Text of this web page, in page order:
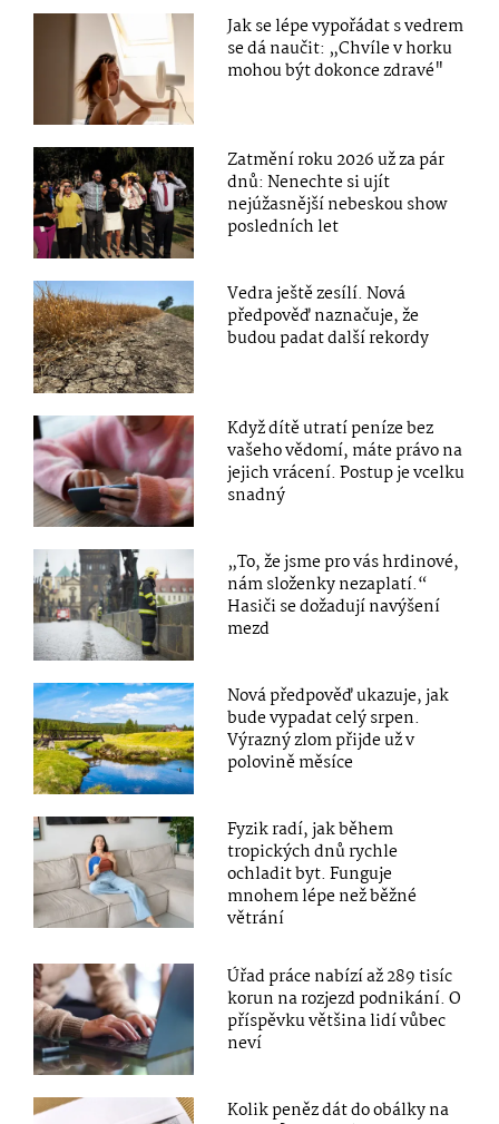
Jak se lépe vypořádat s vedrem
se dá naučit: „Chvíle v horku
mohou být dokonce zdravé"
Zatmění roku 2026 už za pár
dnů: Nenechte si ujít
nejúžasnější nebeskou show
posledních let
Vedra ještě zesílí. Nová
předpověď naznačuje, že
budou padat další rekordy
Když dítě utratí peníze bez
vašeho vědomí, máte právo na
jejich vrácení. Postup je vcelku
snadný
„To, že jsme pro vás hrdinové,
nám složenky nezaplatí.“
Hasiči se dožadují navýšení
mezd
Nová předpověď ukazuje, jak
bude vypadat celý srpen.
Výrazný zlom přijde už v
polovině měsíce
Fyzik radí, jak během
tropických dnů rychle
ochladit byt. Funguje
mnohem lépe než běžné
větrání
Úřad práce nabízí až 289 tisíc
korun na rozjezd podnikání. O
příspěvku většina lidí vůbec
neví
Kolik peněz dát do obálky na